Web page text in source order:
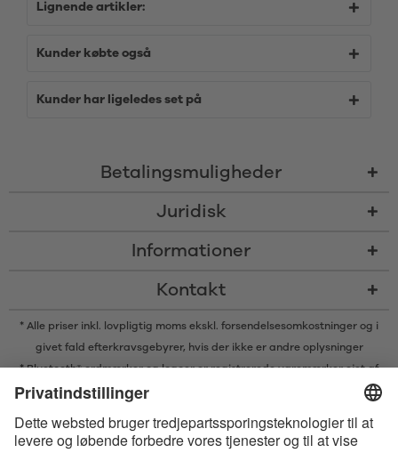
Lignende artikler:
Kunder købte også
Kunder har ligeledes set på
Betalingsmuligheder
Juridisk
Informationer
Kontakt
* Alle priser inkl. lovpligtig moms ekskl. forsendelsesomkostninger og i
givet fald efterkravsgebyrer, hvis der ikke er andre oplysninger
* Bluetooth® ordmærker og logoer er registrerede varemærker ejet af
Bluetooth SIG, Inc. og enhver brug af sådanne mærker af Satisfyer GmbH
Apple, Apple logoet og Apple Watch er varemærker ejet af Apple Inc.